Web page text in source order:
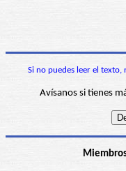
Si no puedes leer el
Avísanos si tienes